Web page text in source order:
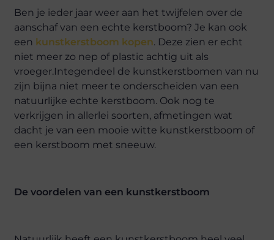
Ben je ieder jaar weer aan het twijfelen over de
aanschaf van een echte kerstboom? Je kan ook
een kunstkerstboom kopen. Deze zien er echt
niet meer zo nep of plastic achtig uit als
vroeger.Integendeel de kunstkerstbomen van nu
zijn bijna niet meer te onderscheiden van een
natuurlijke echte kerstboom. Ook nog te
verkrijgen in allerlei soorten, afmetingen wat
dacht je van een mooie witte kunstkerstboom of
een kerstboom met sneeuw.
De voordelen van een kunstkerstboom